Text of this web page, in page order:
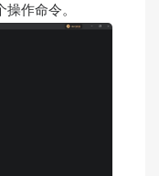
作命令。